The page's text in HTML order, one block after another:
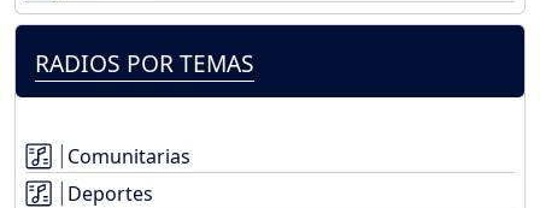
RADIOS POR TEMAS
Comunitarias
Deportes